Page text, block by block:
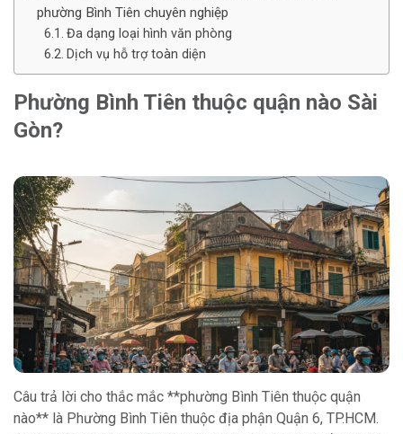
phường Bình Tiên chuyên nghiệp
Đa dạng loại hình văn phòng
Dịch vụ hỗ trợ toàn diện
Phường Bình Tiên thuộc quận nào Sài
Gòn?
Câu trả lời cho thắc mắc **phường Bình Tiên thuộc quận
nào** là Phường Bình Tiên thuộc địa phận Quận 6, TP.HCM.